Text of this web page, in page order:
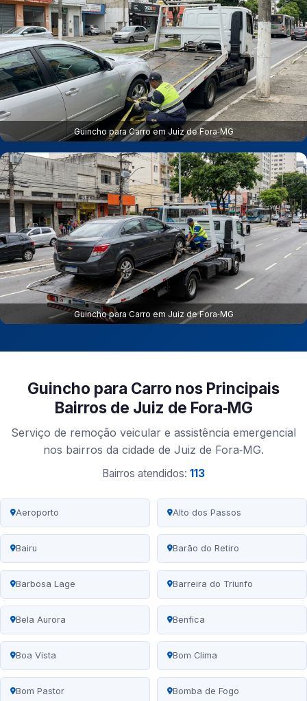
Guincho para Carro em Juiz de Fora‑MG
Guincho para Carro em Juiz de Fora‑MG
Guincho para Carro nos Principais
Bairros de Juiz de Fora‑MG
Serviço de remoção veicular e assistência emergencial
nos bairros da cidade de Juiz de Fora‑MG.
Bairros atendidos: 113
Aeroporto Alto dos Passos
Bairu Barão do Retiro
Barbosa Lage Barreira do Triunfo
Bela Aurora Benfica
Boa Vista Bom Clima
Bom Pastor Bomba de Fogo